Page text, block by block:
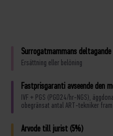
Surrogatmammans
Ersättning eller belöning
Fastprisgaranti avseende den
IVF + PGS (PGD24/hr-NGS),
obegränsat antal ART-tekniker
Arvode till jurist (5%)